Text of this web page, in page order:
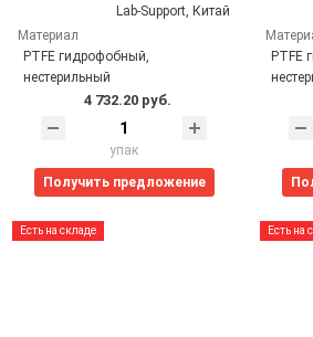
Lab-Support, Китай
Материал
PTFE гидрофобный,
нестерильный
4 732.20 руб.
упак
Получить предложение
PTFE
Есть на складе Есть на